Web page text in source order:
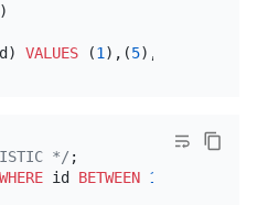
VALUES (1 ),(5),(
*/
WHERE id BETWEEN 1